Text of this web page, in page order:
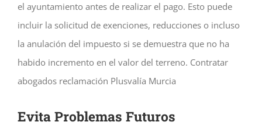
el ayuntamiento antes de realizar el pago. Esto puede
incluir la solicitud de exenciones, reducciones o incluso
la anulación del impuesto si se demuestra que no ha
habido incremento en el valor del terreno. Contratar
abogados reclamación Plusvalía Murcia
Evita Problemas Futuros